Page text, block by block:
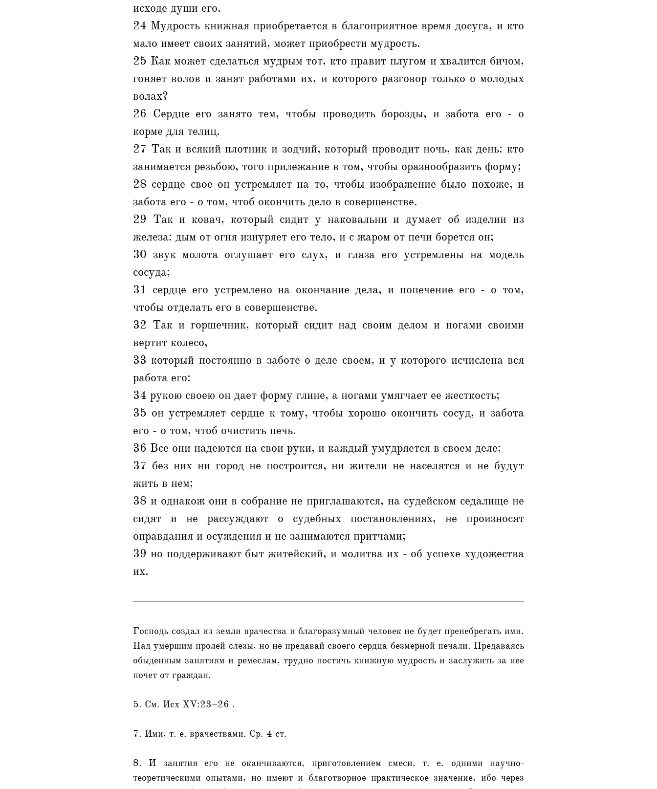
исходе души его.
24 Мудрость книжная приобретается в благоприятное время досуга, и кто
мало имеет своих занятий, может приобрести мудрость.
25 Как может сделаться мудрым тот, кто правит плугом и хвалится бичом,
гоняет волов и занят работами их, и которого разговор только о молодых
волах?
26 Сердце его занято тем, чтобы проводить борозды, и забота его - о
корме для телиц.
27 Так и всякий плотник и зодчий, который проводит ночь, как день: кто
занимается резьбою, того прилежание в том, чтобы оразнообразить форму;
28 сердце свое он устремляет на то, чтобы изображение было похоже, и
забота его - о том, чтоб окончить дело в совершенстве.
29 Так и ковач, который сидит у наковальни и думает об изделии из
железа: дым от огня изнуряет его тело, и с жаром от печи борется он;
30 звук молота оглушает его слух, и глаза его устремлены на модель
сосуда;
31 сердце его устремлено на окончание дела, и попечение его - о том,
чтобы отделать его в совершенстве.
32 Так и горшечник, который сидит над своим делом и ногами своими
вертит колесо,
33 который постоянно в заботе о деле своем, и у которого исчислена вся
работа его:
34 рукою своею он дает форму глине, а ногами умягчает ее жесткость;
35 он устремляет сердце к тому, чтобы хорошо окончить сосуд, и забота
его - о том, чтоб очистить печь.
36 Все они надеются на свои руки, и каждый умудряется в своем деле;
37 без них ни город не построится, ни жители не населятся и не будут
жить в нем;
38 и однакож они в собрание не приглашаются, на судейском седалище не
сидят и не рассуждают о судебных постановлениях, не произносят
оправдания и осуждения и не занимаются притчами;
39 но поддерживают быт житейский, и молитва их - об успехе художества
их.
Господь создал из земли врачества и благоразумный человек не будет пренебрегать ими.
Над умершим пролей слезы, но не предавай своего сердца безмерной печали. Предаваясь
обыденным занятиям и ремеслам, трудно постичь книжную мудрость и заслужить за нее
почет от граждан.
5. См. Исх XV:23–26 .
7. Ими, т. е. врачествами. Ср. 4 ст.
8. И занятия его не оканчиваются, приготовлением смеси, т. е. одними научно-
теоретическими опытами, но имеют и благотворное практическое значение, ибо через